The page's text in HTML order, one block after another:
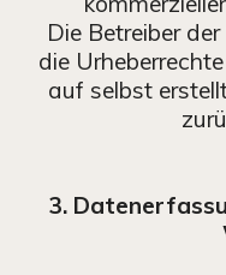
Die Betreiber
die
auf selbst
3.